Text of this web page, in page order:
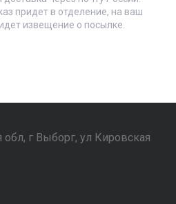
придет в отделение, на ваш
извещение о посылке.
обл, г Выборг, ул Кировская